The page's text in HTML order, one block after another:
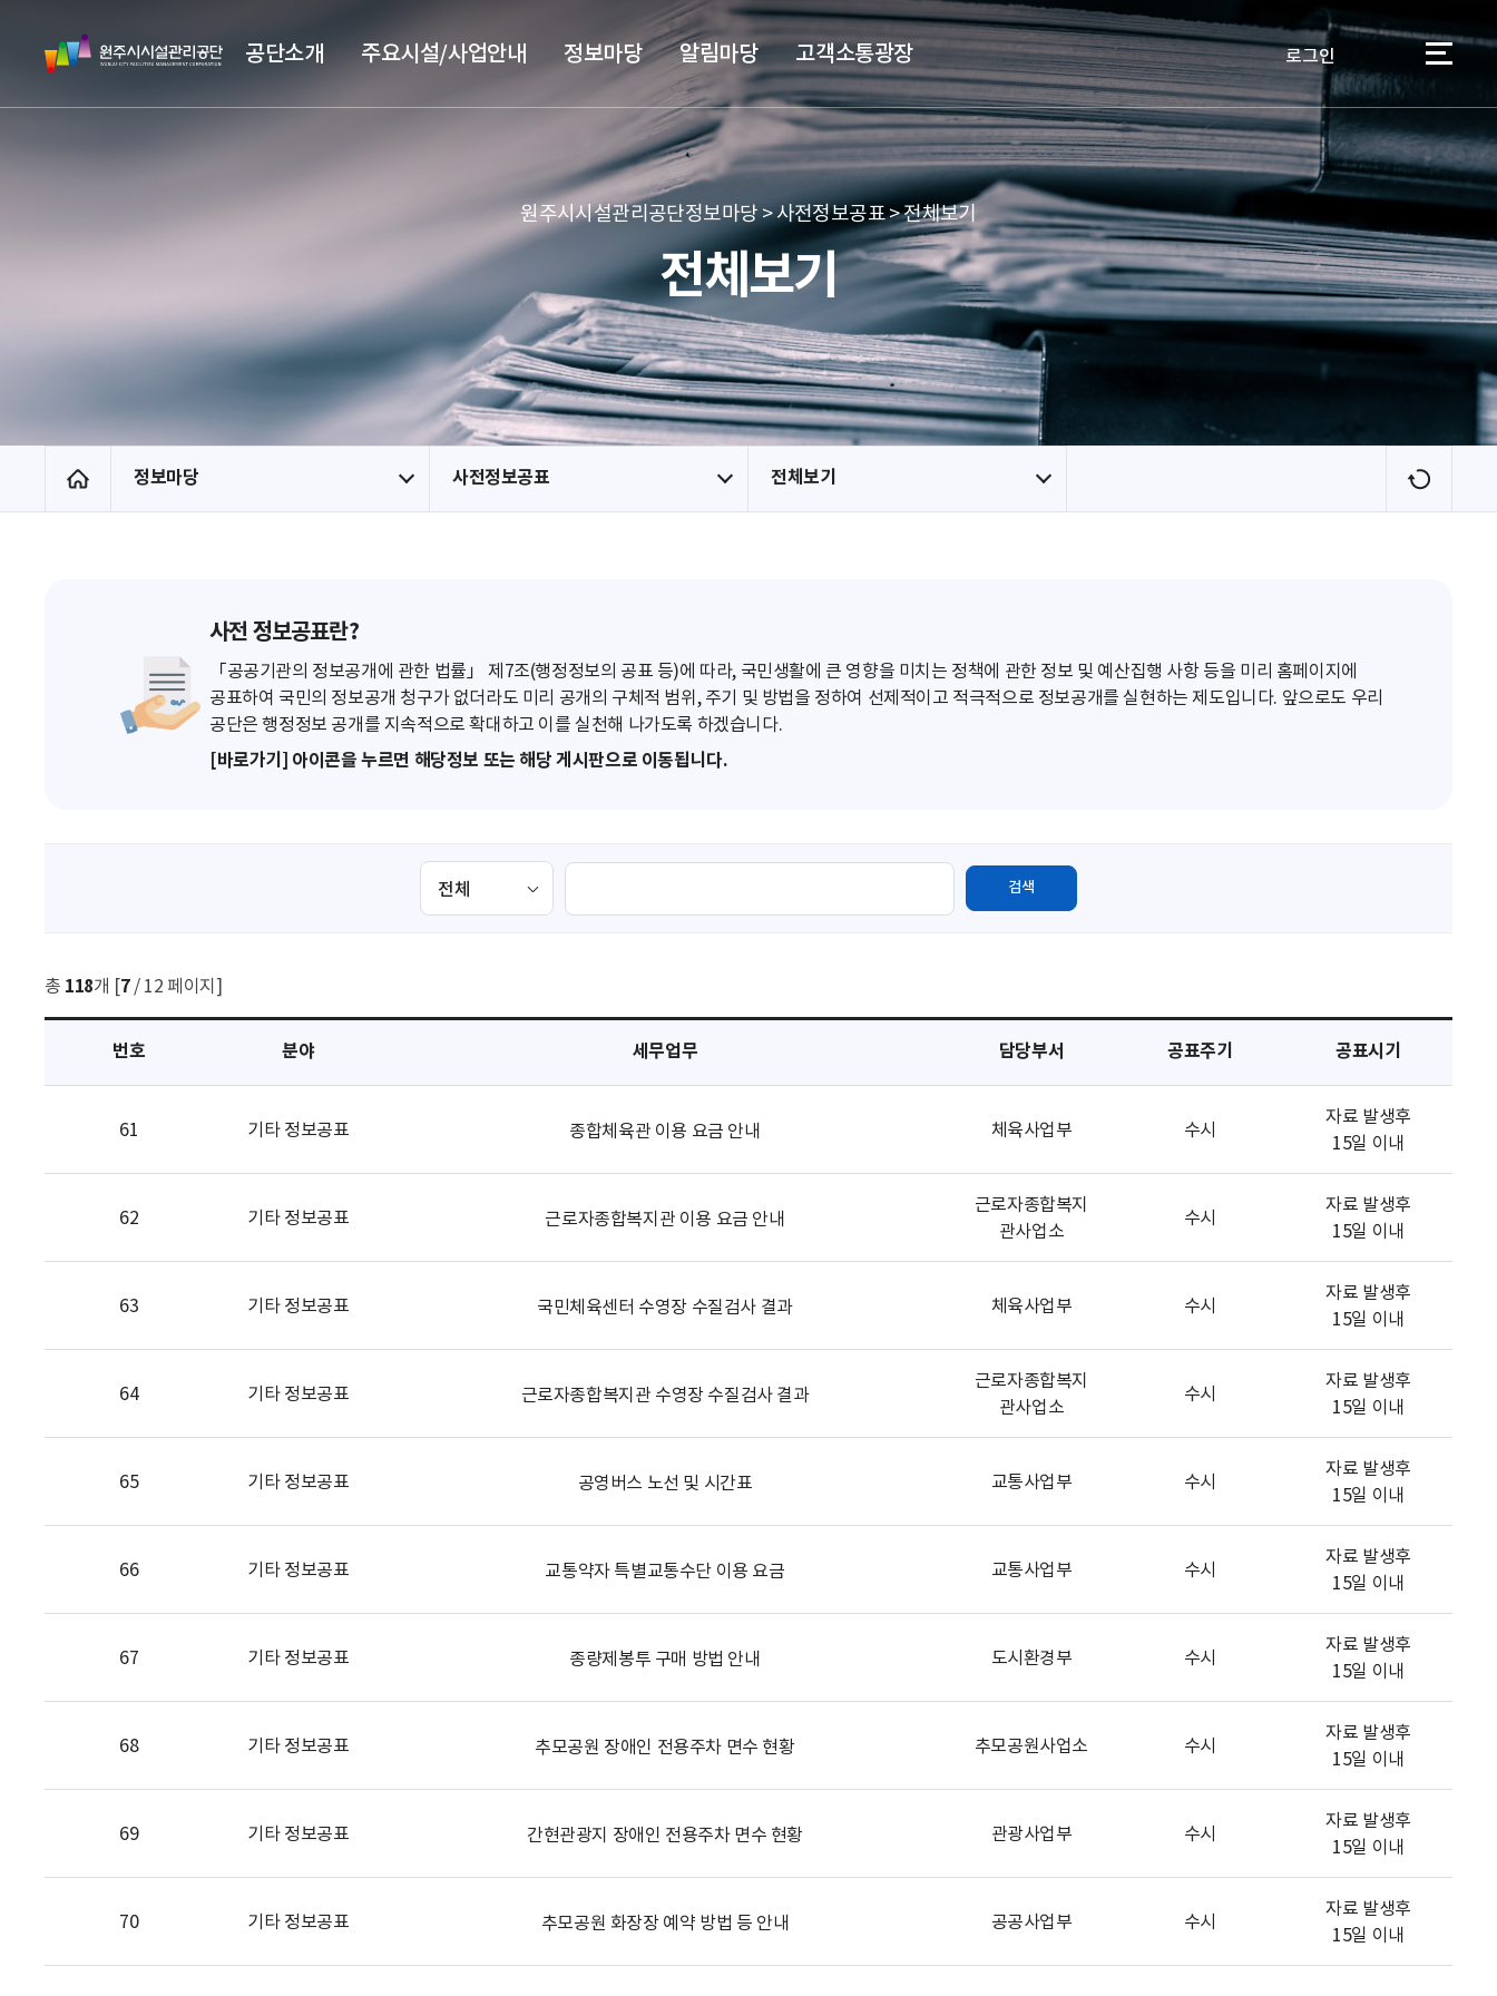
본문 바로가기
메뉴 바로가기
원
주
시
관
단
공단소개 주요시설/사업안내 정보마당 알림마당 고객소통광장 로그인 이용자
원주시시설관리공단정보마당 > 사전정보공표 > 전체보기
전체보기
홈 정보마당 사전정보공표 전체보기
새
로
사전 정보공표란?
「공공기관의 정보공개에 관한 법률」 제7조(행정정보의 공표 등)에 따라, 국민생활에 큰 영향을 미치는 정책에 관한 정보 및 예산집행 사항 등을 미리 홈페이지에
공표하여 국민의 정보공개 청구가 없더라도 미리 공개의 구체적 범위, 주기 및 방법을 정하여 선제적이고 적극적으로 정보공개를 실현하는 제도입니다. 앞으로도 우리
공단은 행정정보 공개를 지속적으로 확대하고 이를 실천해 나가도록 하겠습니다.
[바로가기] 아이콘을 누르면 해당정보 또는 해당 게시판으로 이동됩니다.
검
검색
총 118개 [7/ 12 페이지]
번호 분야 세무업무 담당부서 공표주기 공표시기
61 기타 정보공표 종합체육관 이용 요금 안내 체육사업부 수시
자료 발생후
15일 이내
62 기타 정보공표 근로자종합복지관 이용 요금 안내
근로자종합복지
관사업소
수시
자료 발생후
15일 이내
63 기타 정보공표 국민체육센터 수영장 수질검사 결과 체육사업부 수시
자료 발생후
15일 이내
64 기타 정보공표 근로자종합복지관 수영장 수질검사 결과
근로자종합복지
관사업소
수시
자료 발생후
15일 이내
65 기타 정보공표 공영버스 노선 및 시간표 교통사업부 수시
자료 발생후
15일 이내
66 기타 정보공표 교통약자 특별교통수단 이용 요금 교통사업부 수시
자료 발생후
15일 이내
67 기타 정보공표 종량제봉투 구매 방법 안내 도시환경부 수시
자료 발생후
15일 이내
68 기타 정보공표 추모공원 장애인 전용주차 면수 현황 추모공원사업소 수시
자료 발생후
15일 이내
69 기타 정보공표 간현관광지 장애인 전용주차 면수 현황 관광사업부 수시
자료 발생후
15일 이내
70 기타 정보공표 추모공원 화장장 예약 방법 등 안내 공공사업부 수시
자료 발생후
15일 이내